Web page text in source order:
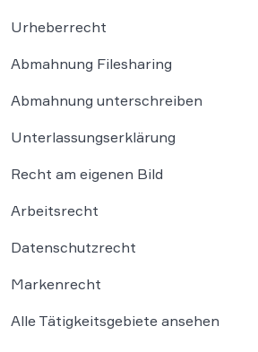
Urheberrecht
Abmahnung Filesharing
Abmahnung unterschreiben
Unterlassungserklärung
Recht am eigenen Bild
Arbeitsrecht
Datenschutzrecht
Markenrecht
Alle Tätigkeitsgebiete ansehen